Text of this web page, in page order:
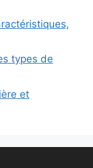
types de
et